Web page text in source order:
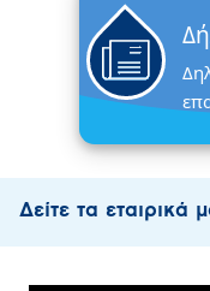
Δείτε τα εταιρικά